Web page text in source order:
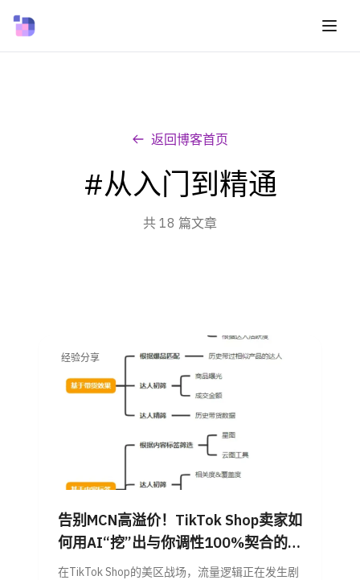
返回博客首页
#从入门到精通
共 18 篇文章
经验分享
告别MCN高溢价！TikTok Shop卖家如
何用AI“挖”出与你调性100%契合的爆
单KOC？
在TikTok Shop的美区战场，流量逻辑正在发生剧